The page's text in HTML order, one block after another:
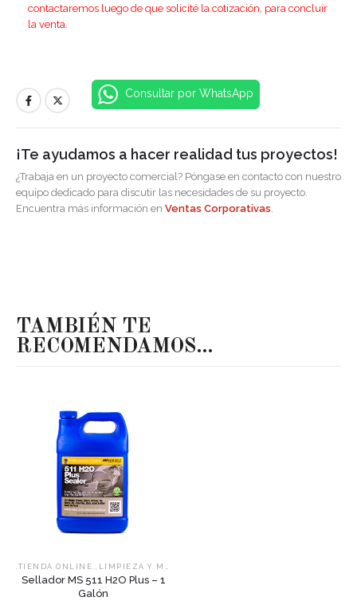
contactaremos luego de que solicité la cotización, para concluir
la venta.
Consultar por WhatsApp
¡Te ayudamos a hacer realidad tus proyectos!
¿Trabaja en un proyecto comercial? Póngase en contacto con nuestro
equipo dedicado para discutir las necesidades de su proyecto.
Encuentra más información en Ventas Corporativas.
TAMBIÉN TE
RECOMENDAMOS…
.TIENDA ONLINE. LIMPIEZA Y MANTENIMIENTO
Sellador MS 511 H2O Plus – 1
Galón